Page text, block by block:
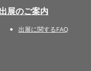
出展のご案内
出展に関するFAQ